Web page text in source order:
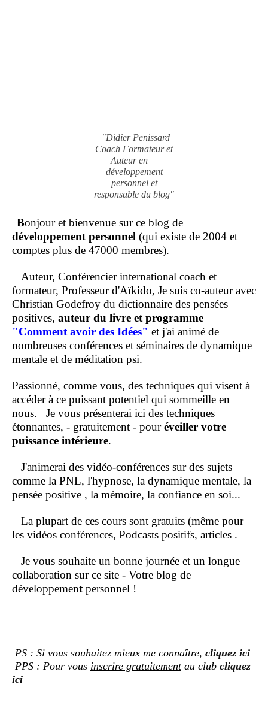
"Didier Penissard
Coach Formateur et
Auteur en
développement
personnel et
responsable du blog"
Bonjour et bienvenue sur ce blog de
développement personnel (qui existe de 2004 et
comptes plus de 47000 membres).
Auteur, Conférencier international coach et
formateur, Professeur d'Aïkido, Je suis co-auteur avec
Christian Godefroy du dictionnaire des pensées
positives, auteur du livre et programme
"Comment avoir des Idées" et j'ai animé de
nombreuses conférences et séminaires de dynamique
mentale et de méditation psi.
Passionné, comme vous, des techniques qui visent à
accéder à ce puissant potentiel qui sommeille en
nous. Je vous présenterai ici des techniques
étonnantes, - gratuitement - pouréveiller votre
puissance intérieure.
J'animerai des vidéo-conférences sur des sujets
comme la PNL, l'hypnose, la dynamique mentale, la
pensée positive , la mémoire, la confiance en soi...
La plupart de ces cours sont gratuits (même pour
les vidéos conférences, Podcasts positifs, articles .
Je vous souhaite un bonne journée et un longue
collaboration sur ce site - Votre blog de
développement personnel !
PS : Si vous souhaitez mieux me connaître, cliquez ici
PPS : Pour vous inscrire gratuitementau club cliquez
ici